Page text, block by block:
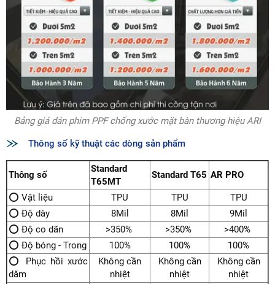
Bảng giá dán phim PPF chống xước mặt bàn thương hiệu ARI
Thông số kỹ thuật các dòng sản phẩm
Thông số
Standard
T65MT
Standard T65 AR PRO
⭕ Vật liệu TPU TPU
TPU
⭕ Độ dày
8Mil 8Mil
9Mil
⭕ Độ co dãn
>350% >350%
>400%
⭕ Độ bóng - Trong
100% 100%
100%
⭕ Phục hồi xước
dăm
Không cần
nhiệt
Không cần
nhiệt
Không cần
nhiệt